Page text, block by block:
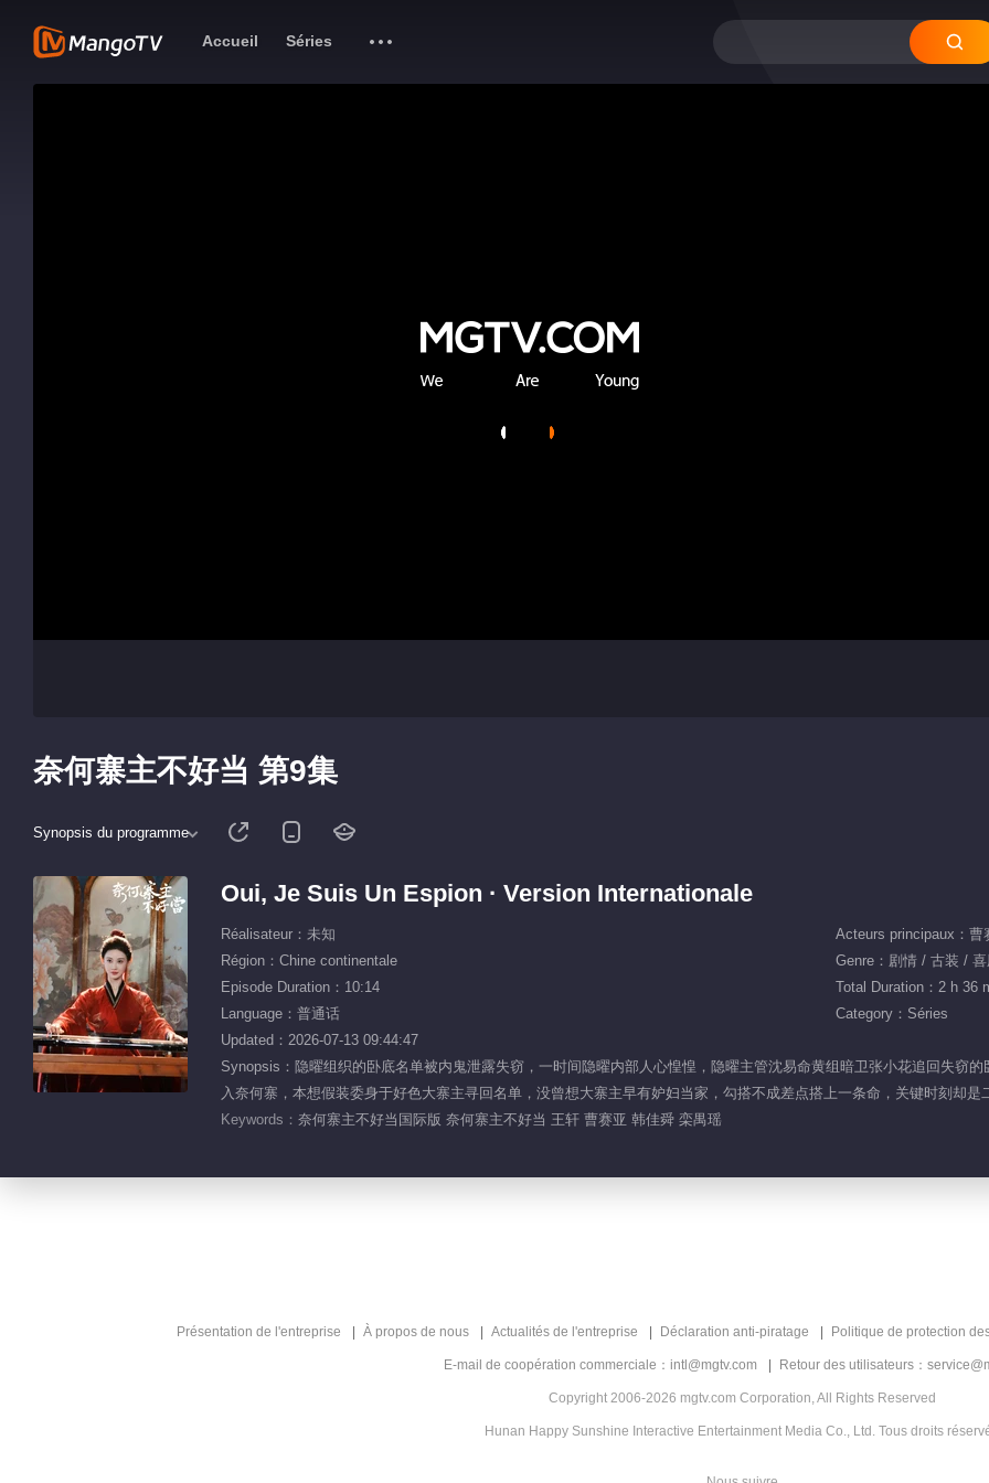
Accueil Séries
奈何寨主不好当 第9集
Synopsis du programme
Oui, Je Suis Un Espion · Version Internationale
Réalisateur：未知
Acteurs principaux：曹
Région：Chine continentale
Genre：剧情 / 古装 / 喜
Episode Duration：10:14
Total Duration：2 h 36
Language：普通话
Category：Séries
Updated：2026-07-13 09:44:47
Synopsis：隐曜组织的卧底名单被内鬼泄露失窃，一时间隐曜内部人心惶惶，隐曜主管沈易命黄组暗卫张小花追回失窃
入奈何寨，本想假装委身于好色大寨主寻回名单，没曾想大寨主早有妒妇当家，勾搭不成差点搭上一条命，关键时刻却是
Keywords： 奈何寨主不好当国际版 奈何寨主不好当 王轩 曹赛亚 韩佳舜 栾禺瑶
Présentation de l'entreprise À propos de nous Actualités de l'entreprise Déclaration anti-piratage Politique de protection
E-mail de coopération commerciale：intl@mgtv.com Retour des utilisateurs：
Copyright 2006-2026 mgtv.com Corporation, All Rights Reserved
Hunan Happy Sunshine Interactive Entertainment Media Co., Ltd. Tous droits